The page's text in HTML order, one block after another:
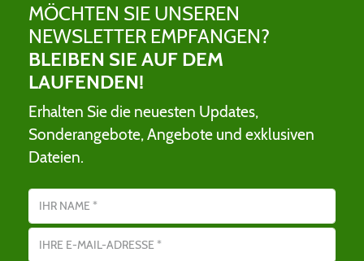
MÖCHTEN SIE UNSEREN
NEWSLETTER EMPFANGEN?
BLEIBEN SIE AUF DEM
LAUFENDEN!
Erhalten Sie die neuesten Updates,
Sonderangebote, Angebote und exklusiven
Dateien.
Name
E-Mail-Adresse